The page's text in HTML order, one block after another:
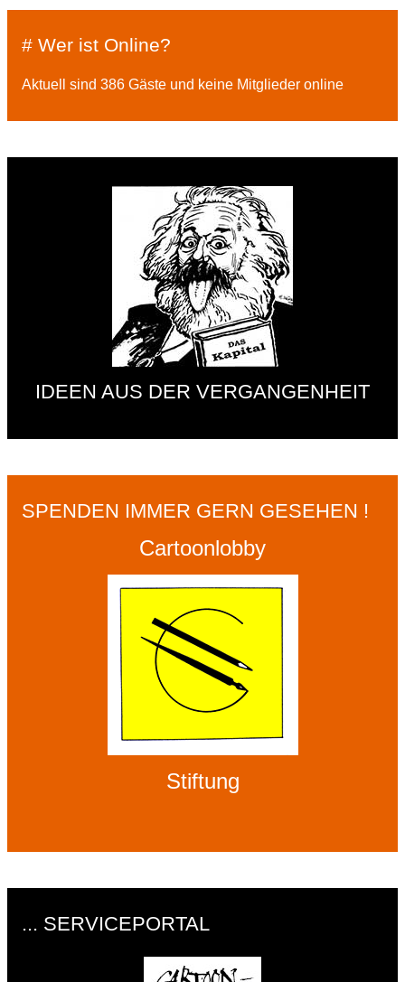
# Wer ist Online?
Aktuell sind 386 Gäste und keine Mitglieder online
IDEEN AUS DER VERGANGENHEIT
SPENDEN IMMER GERN GESEHEN !
Cartoonlobby
Stiftung
... SERVICEPORTAL